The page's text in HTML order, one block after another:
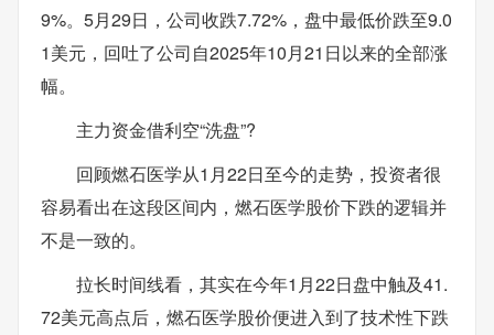
9%。5月29日，公司收跌7.72%，盘中最低价跌至9.0
1美元，回吐了公司自2025年10月21日以来的全部涨
幅。
主力资金借利空“洗盘”?
回顾燃石医学从1月22日至今的走势，投资者很
容易看出在这段区间内，燃石医学股价下跌的逻辑并
不是一致的。
拉长时间线看，其实在今年1月22日盘中触及41.
72美元高点后，燃石医学股价便进入到了技术性下跌